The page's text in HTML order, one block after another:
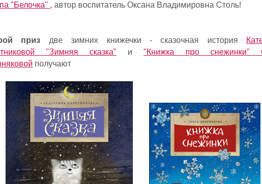
"Белочка" , автор воспитатель Оксана Владимировна Столь!
приз две зимних книжечки - сказочная история
"Зимняя сказка" и "Книжка про снежинки"
получают